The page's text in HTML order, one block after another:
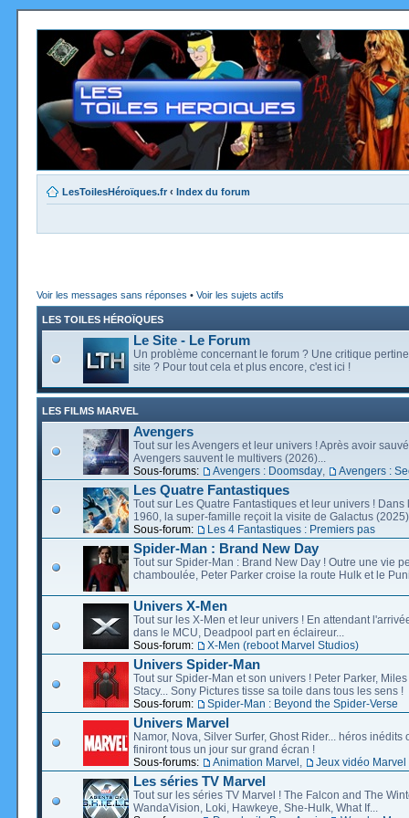
LesToilesHéroïques.fr ‹ Index du forum
Voir les messages sans réponses • Voir les sujets actifs
LES TOILES HÉROÏQUES
Le Site - Le Forum
Un problème concernant le forum ? Une critique
site ? Pour tout cela et plus encore, c'est ici !
LES FILMS MARVEL
Avengers
Tout sur les Avengers et leur univers ! Après avoir
Avengers sauvent le multivers (2026)...
Sous-forums:
Avengers : Doomsday Avengers :
Les Quatre Fantastiques
Tout sur Les Quatre Fantastiques et leur univers ! Dans
1960, la super-famille reçoit la visite de Galactus
Sous-forum:
Les 4 Fantastiques : Premiers pas
Spider-Man : Brand New Day
Tout sur Spider-Man : Brand New Day ! Outre une vie
chamboulée, Peter Parker croise la route Hulk et le
Univers X-Men
Tout sur les X-Men et leur univers ! En attendant
dans le MCU, Deadpool part en éclaireur...
Sous-forum:
X-Men (reboot Marvel Studios)
Univers Spider-Man
Tout sur Spider-Man et son univers ! Peter Parker,
Stacy... Sony Pictures tisse sa toile dans tous les sens !
Sous-forum:
Spider-Man : Beyond the Spider-Verse
Univers Marvel
Namor, Nova, Silver Surfer, Ghost Rider... héros inédits
finiront tous un jour sur grand écran !
Sous-forums:
Animation Marvel Jeux vidéo Marvel
Les séries TV Marvel
Tout sur les séries TV Marvel ! The Falcon and The
WandaVision, Loki, Hawkeye, She-Hulk, What If...